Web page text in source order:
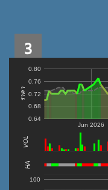
3
Jun 2026
0.64
0.68
0.72
0.76
0.80
ราคา
VOL
HA
100